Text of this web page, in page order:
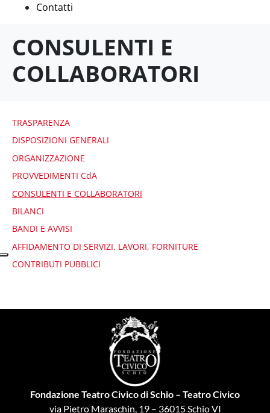
Contatti
CONSULENTI E
COLLABORATORI
TRASPARENZA
DISPOSIZIONI GENERALI
ORGANIZZAZIONE
PROVVEDIMENTI CdA
CONSULENTI E COLLABORATORI
BILANCI
BANDI E AVVISI
AFFIDAMENTO DI SERVIZI, LAVORI, FORNITURE
CONTRIBUTI PUBBLICI
Fondazione Teatro Civico di Schio – Teatro Civico
via Pietro Maraschin, 19 – 36015 Schio VI